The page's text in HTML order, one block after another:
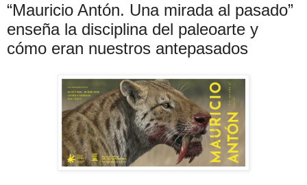
“Mauricio Antón. Una mirada al pasado”
enseña la disciplina del paleoarte y
cómo eran nuestros antepasados